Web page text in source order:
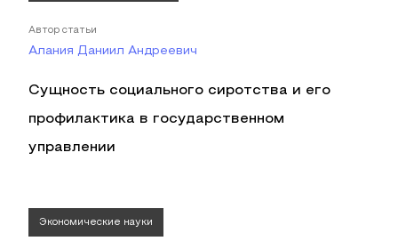
Автор статьи
Алания Даниил Андреевич
Сущность социального сиротства и его
профилактика в государственном
управлении
Экономические науки